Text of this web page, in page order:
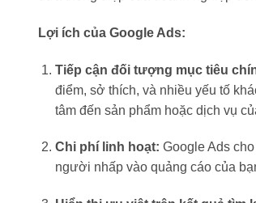
Lợi ích của Google Ads:
Tiếp cận đối tượng mục tiêu
điểm, sở thích, và nhiều yếu tố
tâm đến sản phẩm hoặc dịch vụ
Chi phí linh hoạt: Google Ads
người nhấp vào quảng cáo của